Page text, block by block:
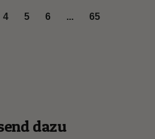
4 5 6 ... 65
dazu